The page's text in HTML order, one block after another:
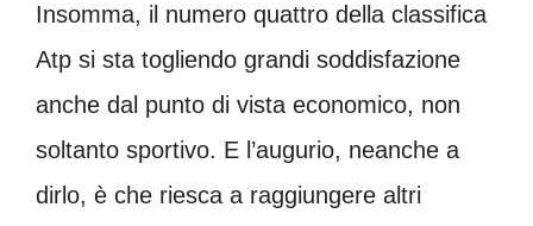
Insomma, il numero quattro della classifica
Atp si sta togliendo grandi soddisfazione
anche dal punto di vista economico, non
soltanto sportivo. E l’augurio, neanche a
dirlo, è che riesca a raggiungere altri